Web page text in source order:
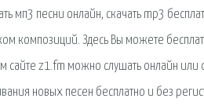
мп3 песни онлайн, скачать mp3
композиций. Здесь Вы можете
сайте z1.fm можно слушать онлайн или
новых песен бесплатно и без